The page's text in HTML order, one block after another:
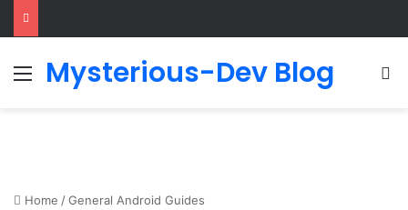
Menu
Mysterious-Dev Blog
Home /General Android Guides